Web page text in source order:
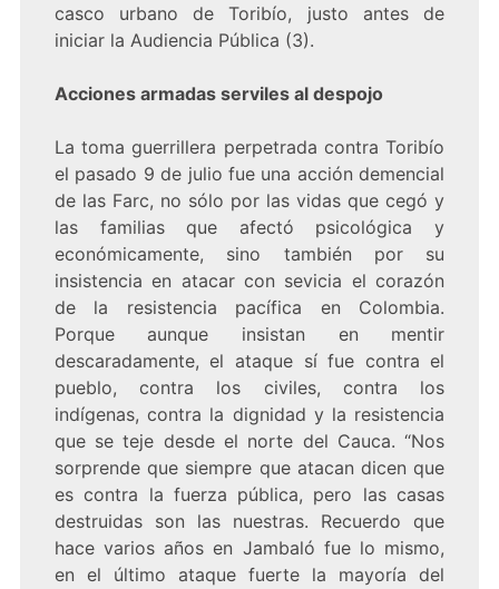
casco urbano de Toribío, justo antes de
iniciar la Audiencia Pública (3).
Acciones armadas serviles al despojo
La toma guerrillera perpetrada contra Toribío
el pasado 9 de julio fue una acción demencial
de las Farc, no sólo por las vidas que cegó y
las familias que afectó psicológica y
económicamente, sino también por su
insistencia en atacar con sevicia el corazón
de la resistencia pacífica en Colombia.
Porque aunque insistan en mentir
descaradamente, el ataque sí fue contra el
pueblo, contra los civiles, contra los
indígenas, contra la dignidad y la resistencia
que se teje desde el norte del Cauca. “Nos
sorprende que siempre que atacan dicen que
es contra la fuerza pública, pero las casas
destruidas son las nuestras. Recuerdo que
hace varios años en Jambaló fue lo mismo,
en el último ataque fuerte la mayoría del